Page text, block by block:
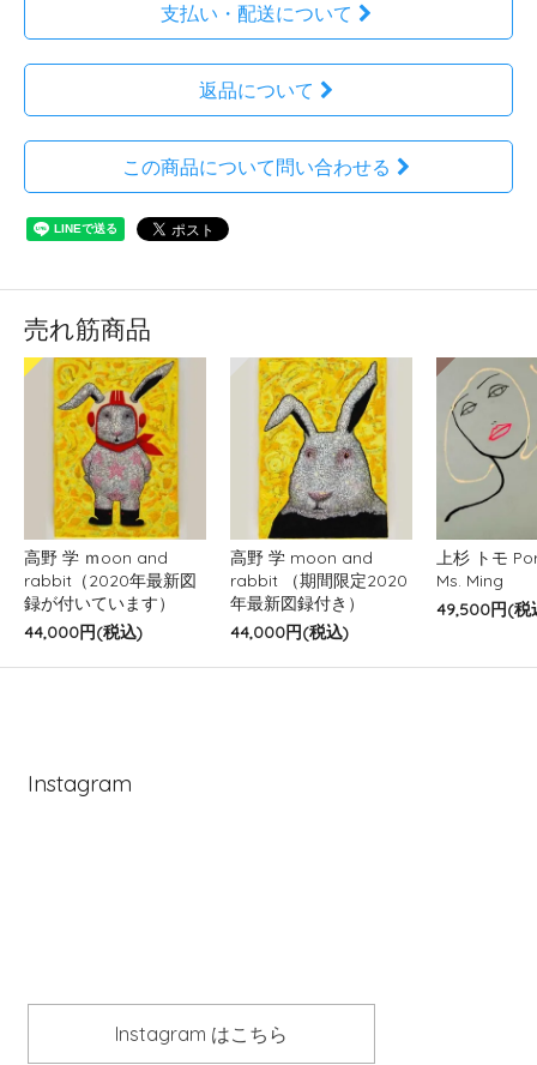
支払い・配送について
返品について
この商品について問い合わせる
売れ筋商品
高野 学 ｍoon and
rabbit（2020年最新図
録が付いています）
44,000円(税込)
高野 学 moon and
rabbit （期間限定2020
年最新図録付き）
44,000円(税込)
上杉 トモ
Ms. Ming
49,500円(税
Instagram
Instagram はこちら